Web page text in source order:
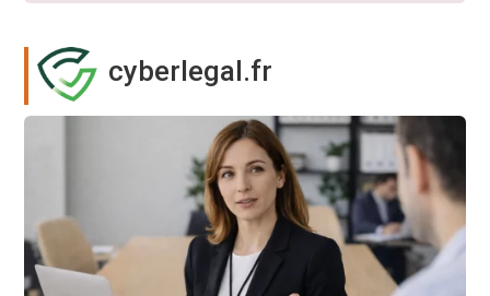
cyberlegal.fr